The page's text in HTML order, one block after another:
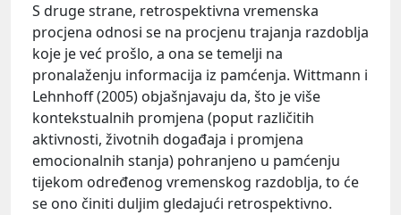
S druge strane, retrospektivna vremenska
procjena odnosi se na procjenu trajanja razdoblja
koje je već prošlo, a ona se temelji na
pronalaženju informacija iz pamćenja. Wittmann i
Lehnhoff (2005) objašnjavaju da, što je više
kontekstualnih promjena (poput različitih
aktivnosti, životnih događaja i promjena
emocionalnih stanja) pohranjeno u pamćenju
tijekom određenog vremenskog razdoblja, to će
se ono činiti duljim gledajući retrospektivno.